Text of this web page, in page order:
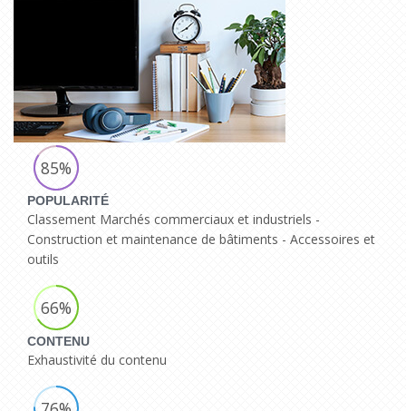
85%
POPULARITÉ
Classement Marchés commerciaux et industriels -
Construction et maintenance de bâtiments - Accessoires et
outils
66%
CONTENU
Exhaustivité du contenu